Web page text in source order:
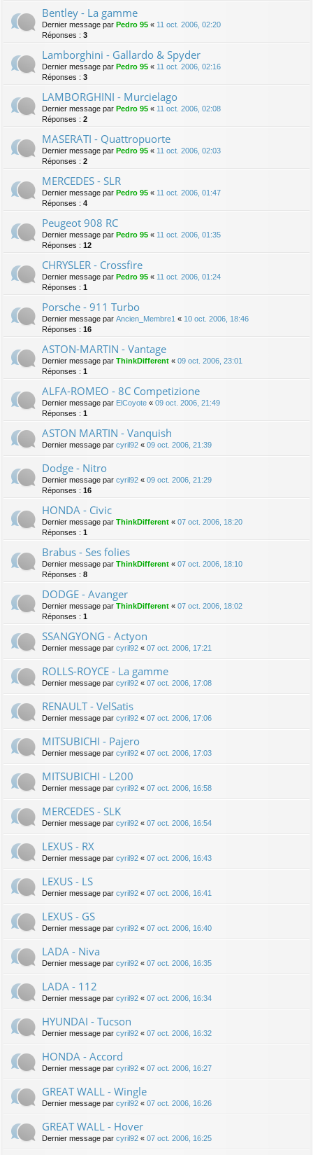
Bentley - La gamme
Dernier message par Pedro 95 « 11 oct. 2006, 02:20
Réponses : 3
Lamborghini - Gallardo & Spyder
Dernier message par Pedro 95 « 11 oct. 2006, 02:16
Réponses : 3
LAMBORGHINI - Murcielago
Dernier message par Pedro 95 « 11 oct. 2006, 02:08
Réponses : 2
MASERATI - Quattropuorte
Dernier message par Pedro 95 « 11 oct. 2006, 02:03
Réponses : 2
MERCEDES - SLR
Dernier message par Pedro 95 « 11 oct. 2006, 01:47
Réponses : 4
Peugeot 908 RC
Dernier message par Pedro 95 « 11 oct. 2006, 01:35
Réponses : 12
CHRYSLER - Crossfire
Dernier message par Pedro 95 « 11 oct. 2006, 01:24
Réponses : 1
Porsche - 911 Turbo
Dernier message par Ancien_Membre1 « 10 oct. 2006, 18:46
Réponses : 16
ASTON-MARTIN - Vantage
Dernier message par ThinkDifferent « 09 oct. 2006, 23:01
Réponses : 1
ALFA-ROMEO - 8C Competizione
Dernier message par ElCoyote « 09 oct. 2006, 21:49
Réponses : 1
ASTON MARTIN - Vanquish
Dernier message par cyril92 « 09 oct. 2006, 21:39
Dodge - Nitro
Dernier message par cyril92 « 09 oct. 2006, 21:29
Réponses : 16
HONDA - Civic
Dernier message par ThinkDifferent « 07 oct. 2006, 18:20
Réponses : 1
Brabus - Ses folies
Dernier message par ThinkDifferent « 07 oct. 2006, 18:10
Réponses : 8
DODGE - Avanger
Dernier message par ThinkDifferent « 07 oct. 2006, 18:02
Réponses : 1
SSANGYONG - Actyon
Dernier message par cyril92 « 07 oct. 2006, 17:21
ROLLS-ROYCE - La gamme
Dernier message par cyril92 « 07 oct. 2006, 17:08
RENAULT - VelSatis
Dernier message par cyril92 « 07 oct. 2006, 17:06
MITSUBICHI - Pajero
Dernier message par cyril92 « 07 oct. 2006, 17:03
MITSUBICHI - L200
Dernier message par cyril92 « 07 oct. 2006, 16:58
MERCEDES - SLK
Dernier message par cyril92 « 07 oct. 2006, 16:54
LEXUS - RX
Dernier message par cyril92 « 07 oct. 2006, 16:43
LEXUS - LS
Dernier message par cyril92 « 07 oct. 2006, 16:41
LEXUS - GS
Dernier message par cyril92 « 07 oct. 2006, 16:40
LADA - Niva
Dernier message par cyril92 « 07 oct. 2006, 16:35
LADA - 112
Dernier message par cyril92 « 07 oct. 2006, 16:34
HYUNDAI - Tucson
Dernier message par cyril92 « 07 oct. 2006, 16:32
HONDA - Accord
Dernier message par cyril92 « 07 oct. 2006, 16:27
GREAT WALL - Wingle
Dernier message par cyril92 « 07 oct. 2006, 16:26
GREAT WALL - Hover
Dernier message par cyril92 « 07 oct. 2006, 16:25